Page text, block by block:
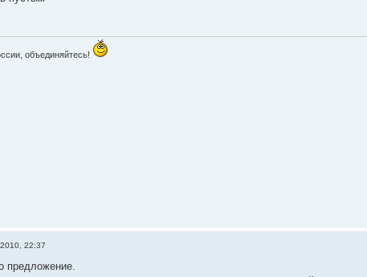
объединяйтесь!
22:37
предложение.